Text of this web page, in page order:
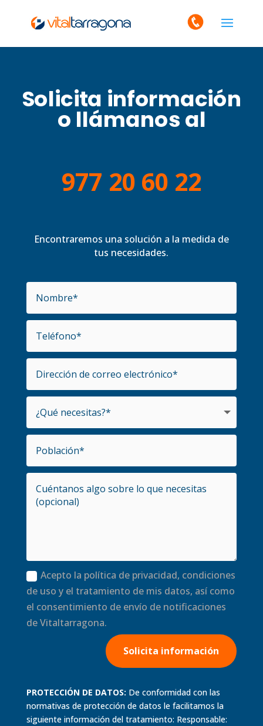
Solicita información
o llámanos al
977 20 60 22
Encontraremos una solución a la medida de
tus necesidades.
Acepto la política de privacidad, condiciones
de uso y el tratamiento de mis datos, así como
el consentimiento de envío de notificaciones
de Vitaltarragona.
Solicita información
PROTECCIÓN DE DATOS: De conformidad con las
normativas de protección de datos le facilitamos la
siguiente información del tratamiento: Responsable: